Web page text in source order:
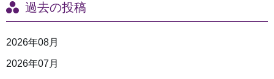
過去の投稿
2026年08月
2026年07月